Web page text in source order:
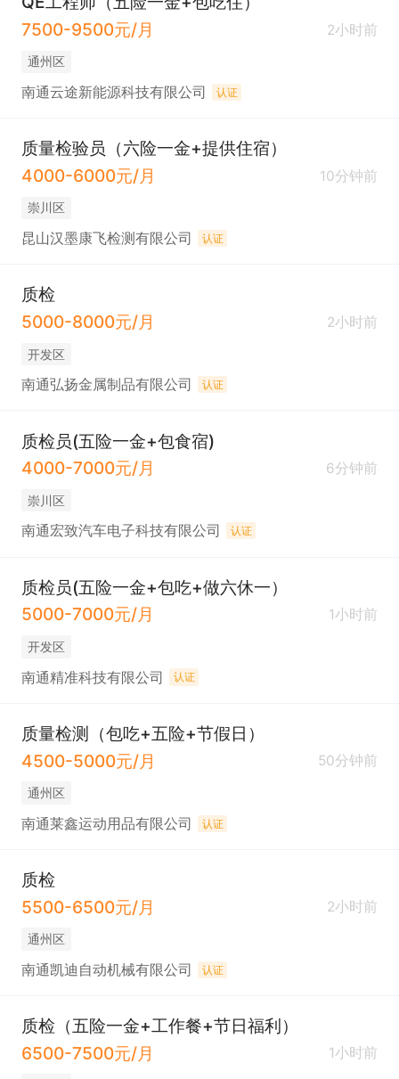
7500-9500元/月
2小时前
通州区
南通云途新能源科技有限公司 认证
质量检验员（六险一金+提供住宿）
4000-6000元/月
10分钟前
崇川区
昆山汉墨康飞检测有限公司 认证
质检
5000-8000元/月
2小时前
开发区
南通弘扬金属制品有限公司 认证
质检员(五险一金+包食宿)
4000-7000元/月
6分钟前
崇川区
南通宏致汽车电子科技有限公司 认证
质检员(五险一金+包吃+做六休一）
5000-7000元/月
1小时前
开发区
南通精准科技有限公司 认证
质量检测（包吃+五险+节假日）
4500-5000元/月
50分钟前
通州区
南通莱鑫运动用品有限公司 认证
质检
5500-6500元/月
2小时前
通州区
南通凯迪自动机械有限公司 认证
质检（五险一金+工作餐+节日福利）
6500-7500元/月
1小时前